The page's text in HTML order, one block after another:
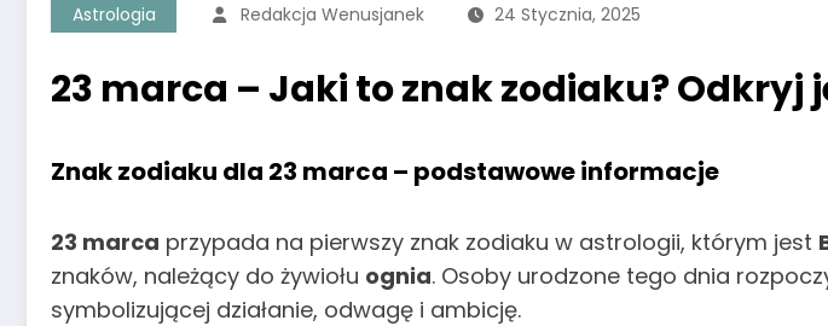
Astrologia Redakcja Wenusjanek 24 Stycznia, 2025
23 marca – Jaki to znak zodiaku?
Znak zodiaku dla 23 marca – podstawowe informacje
23 marca przypada na pierwszy znak zodiaku w astrologii, którym jest
znaków, należący do żywiołu ognia. Osoby urodzone tego dnia
symbolizującej działanie, odwagę i ambicję.